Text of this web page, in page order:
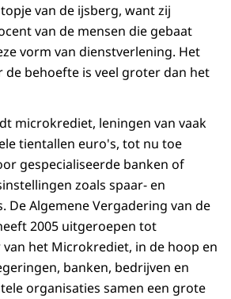
van de ijsberg, want zij
van de mensen die gebaat
vorm van dienstverlening. Het
de behoefte is veel groter dan het
microkrediet, leningen van vaak
tientallen euro's, tot nu toe
gespecialiseerde banken of
zoals spaar- en
De Algemene Vergadering van de
2005 uitgeroepen tot
het Microkrediet, in de hoop en
banken, bedrijven en
organisaties samen een grote